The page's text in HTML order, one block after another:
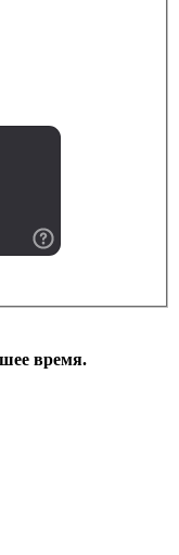
время.